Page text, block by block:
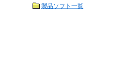
製品ソフト一覧